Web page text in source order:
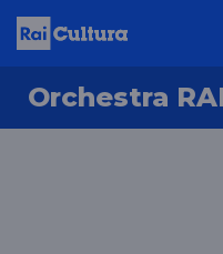
Orchestra